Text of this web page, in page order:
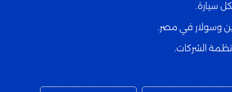
سيارة.
وسولار في مصر.
الشركات.